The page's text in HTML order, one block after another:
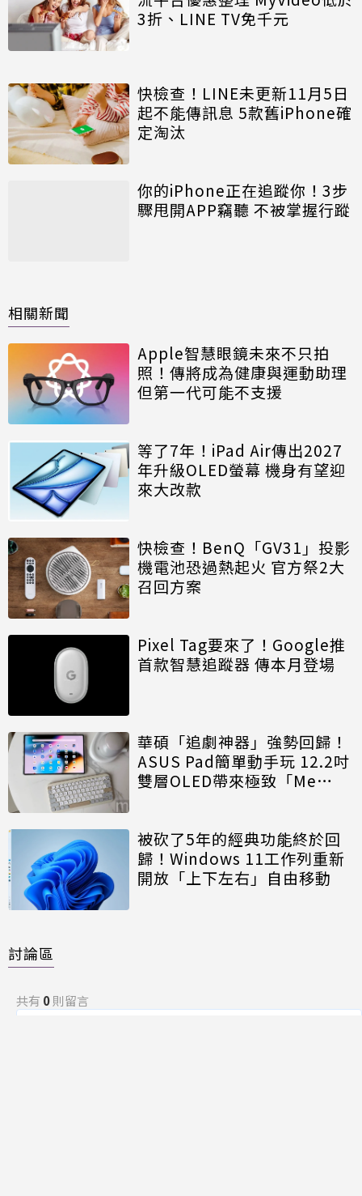
3折、LINE TV免千元
快檢查！LINE未更新11月5日
起不能傳訊息 5款舊iPhone確
定淘汰
你的iPhone正在追蹤你！3步
驟甩開APP竊聽 不被掌握行蹤
相關新聞
Apple智慧眼鏡未來不只拍
照！傳將成為健康與運動助理
但第一代可能不支援
等了7年！iPad Air傳出2027
年升級OLED螢幕 機身有望迎
來大改款
快檢查！BenQ「GV31」投影
機電池恐過熱起火 官方祭2大
召回方案
Pixel Tag要來了！Google推
首款智慧追蹤器 傳本月登場
華碩「追劇神器」強勢回歸！
ASUS Pad簡單動手玩 12.2吋
雙層OLED帶來極致「Me
被砍了5年的經典功能終於回
歸！Windows 11工作列重新
開放「上下左右」自由移動
討論區
共有 0則留言